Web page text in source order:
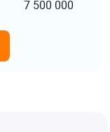
7 500 000